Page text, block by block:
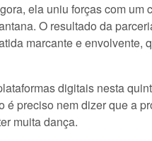
ela uniu forças com um
O resultado da
marcante e envolvente,
digitais nesta
é preciso nem dizer que a
muita dança.